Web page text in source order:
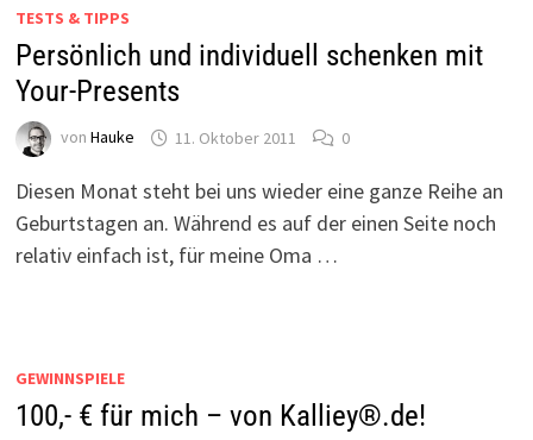
TESTS & TIPPS
Persönlich und individuell schenken mit
Your-Presents
von Hauke 11. Oktober 2011 0
Diesen Monat steht bei uns wieder eine ganze Reihe an
Geburtstagen an. Während es auf der einen Seite noch
relativ einfach ist, für meine Oma …
GEWINNSPIELE
100,- € für mich – von Kalliey®.de!